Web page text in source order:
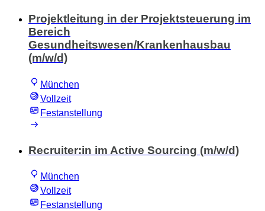
Projektleitung in der Projektsteuerung im
Bereich
Gesundheitswesen/Krankenhausbau
(m/w/d)
München
Vollzeit
Festanstellung
Recruiter:in im Active Sourcing (m/w/d)
München
Vollzeit
Festanstellung